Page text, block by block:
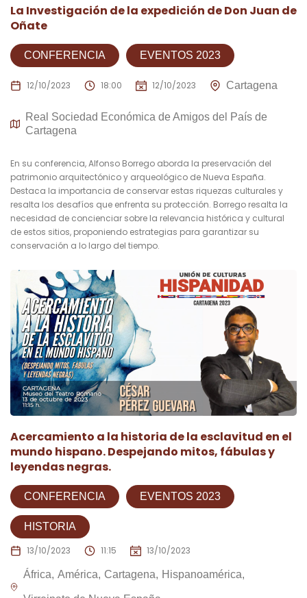
La Investigación de la expedición de Don Juan de
Oñate
CONFERENCIA EVENTOS 2023
12/10/2023 18:00 12/10/2023 Cartagena
Real Sociedad Económica de Amigos del País de
Cartagena
En su conferencia, Alfonso Borrego aborda la preservación del
patrimonio arquitectónico y arqueológico de Nueva España.
Destaca la importancia de conservar estas riquezas culturales y
resalta los desafíos que enfrenta su protección. Borrego resalta la
necesidad de concienciar sobre la relevancia histórica y cultural
de estos sitios, proponiendo estrategias para garantizar su
conservación a lo largo del tiempo.
Acercamiento a la historia de la esclavitud en el
mundo hispano. Despejando mitos, fábulas y
leyendas negras.
CONFERENCIA EVENTOS 2023
HISTORIA
13/10/2023 11:15 13/10/2023
África América Cartagena Hispanoamérica